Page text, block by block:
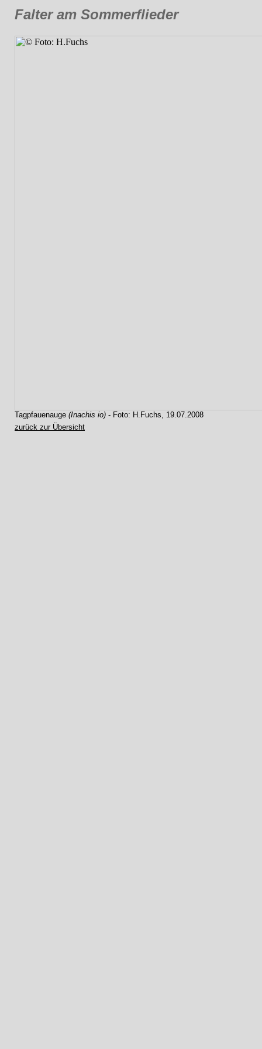
Falter am Sommerflieder
Tagpfauenauge (Inachis io) - Foto: H.Fuchs, 19.07.2008
zurück zur Übersicht